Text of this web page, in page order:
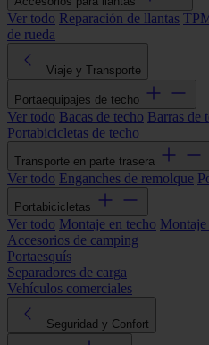
Ver todo Reparación de llantas
de rueda
Viaje y Transporte
Portaequipajes de techo
Ver todo Bacas de techo Barras de
Portabicicletas de techo
Transporte en parte trasera
Ver todo Enganches de remolque
Portabicicletas
Ver todo Montaje en techo Montaje
Accesorios de camping
Portaesquís
Separadores de carga
Vehículos comerciales
Seguridad y Confort